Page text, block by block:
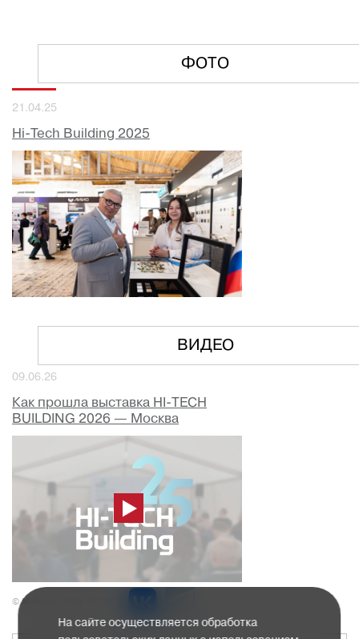
ФОТО
21.04.25
Hi-Tech Building 2025
ВИДЕО
09.06.26
Как прошла выставка HI-TECH
BUILDING 2026 — Москва
© Midexpo, 1994—2026
На сайте осуществляется обработка